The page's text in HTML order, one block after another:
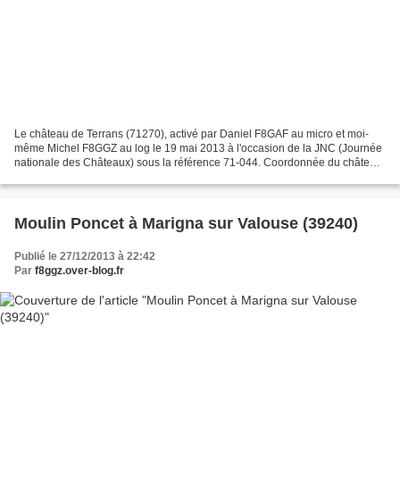
Le château de Terrans (71270), activé par Daniel F8GAF au micro et moi-
même Michel F8GGZ au log le 19 mai 2013 à l'occasion de la JNC (Journée
nationale des Châteaux) sous la référence 71-044. Coordonnée du château:
Moulin Poncet à Marigna sur Valouse (39240)
Publié le 27/12/2013 à 22:42
Par f8ggz.over-blog.fr